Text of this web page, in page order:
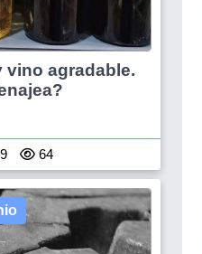
vino agradable.
9 64